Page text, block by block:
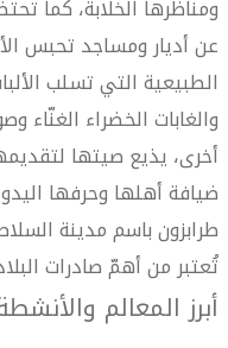
ومناظرها الخلّابة، كما
عن أديار ومساجد تحبس
الطبيعية التي تسلب
والغابات الخضراء
أخرى، يذيع صيتها
ضيافة أهلها وحرفها
طرابزون باسم مدينة
تُعتبر من أهمّ صادرات
أبرز المعالم